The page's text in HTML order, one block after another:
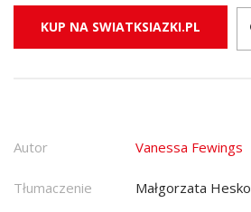
KUP NA SWIATKSIAZKI.PL
Autor Vanessa Fewings
Tłumaczenie Małgorzata